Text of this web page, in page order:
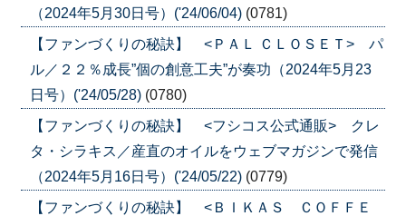
（2024年5月30日号）('24/06/04) (0781)
【ファンづくりの秘訣】 <ＰＡＬ ＣＬＯＳＥＴ> パ
ル／２２％成長”個の創意工夫”が奏功（2024年5月23
日号）('24/05/28) (0780)
【ファンづくりの秘訣】 <フシコス公式通販> クレ
タ・シラキス／産直のオイルをウェブマガジンで発信
（2024年5月16日号）('24/05/22) (0779)
【ファンづくりの秘訣】 <ＢＩＫＡＳ ＣＯＦＦＥ